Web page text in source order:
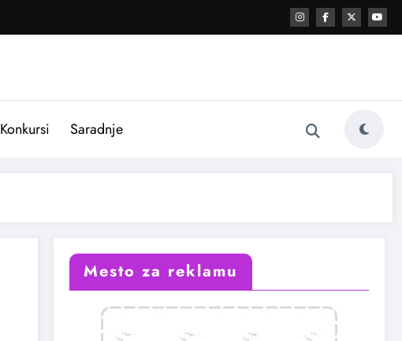
Konkursi Saradnje
Mesto za reklamu